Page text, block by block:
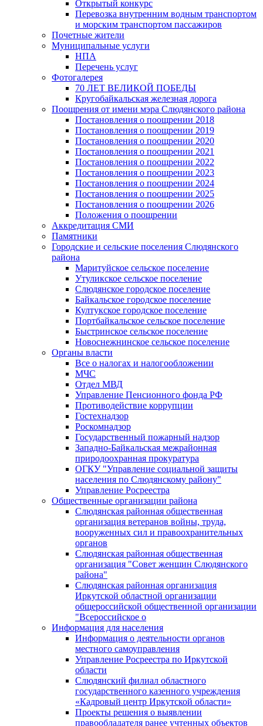
Открытый конкурс
Перевозка внутренним водным транспортом
и морским транспортом пассажиров
Почетные жители
Муниципальные услуги
НПА
Перечень услуг
Фотогалерея
70 ЛЕТ ВЕЛИКОЙ ПОБЕДЫ
Кругобайкальская железная дорога
Поощрения от имени мэра Слюдянского района
Постановления о поощрении 2018
Постановления о поощрении 2019
Постановления о поощрении 2020
Постановления о поощрении 2021
Постановления о поощрении 2022
Постановления о поощрении 2023
Постановления о поощрении 2024
Постановления о поощрении 2025
Постановления о поощрении 2026
Положения о поощрении
Аккредитация СМИ
Памятники
Городские и сельские поселения Слюдянского
района
Маритуйское сельское поселение
Утуликское сельское поселение
Слюдянское городское поселение
Байкальское городское поселение
Култукское городское поселение
Портбайкальское сельское поселение
Быстринское сельское поселение
Новоснежнинское сельское поселение
Органы власти
Все о налогах и налогообложении
МЧС
Отдел МВД
Управление Пенсионного фонда РФ
Противодействие коррупции
Гостехнадзор
Роскомнадзор
Государственный пожарный надзор
Западно-Байкальская межрайонная
природоохранная прокуратура
ОГКУ "Управление социальной защиты
населения по Слюдянскому району"
Управление Росреестра
Общественные организации района
Слюдянская районная общественная
организация ветеранов войны, труда,
вооруженных сил и правоохранительных
органов
Слюдянская районная общественная
организация "Совет женщин Слюдянского
района"
Слюдянская районная организация
Иркутской областной организации
общероссийской общественной организации
"Всероссийское о
Информация для населения
Информация о деятельности органов
местного самоуправления
Управление Росреестра по Иркутской
области
Слюдянский филиал областного
государственного казенного учреждения
«Кадровый центр Иркутской области»
Проекты решения о выявлении
правообладателя ранее учтенных объектов